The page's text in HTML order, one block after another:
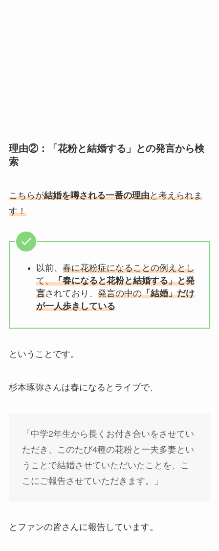
理由②：「花粉と結婚する」との発言から検
索
こちらが結婚を噂される一番の理由と考えられま
す！
以前、 春に花粉症になることの例えとし
て、「春になると花粉と結婚する」と発
言されており、 発言の中の「結婚」だけ
が一人歩きしている
ということです。
杉本琢弥さんは春になるとライブで、
「中学2年生から長くお付き合いをさせてい
ただき、このたび4種の花粉と一夫多妻とい
うことで結婚させていただいたことを、こ
こにご報告させていただきます。」
とファンの皆さんに報告しています。